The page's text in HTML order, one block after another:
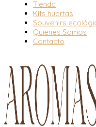
Tienda
Kits huertas
Souvenirs
Quienes Somos
Contacto